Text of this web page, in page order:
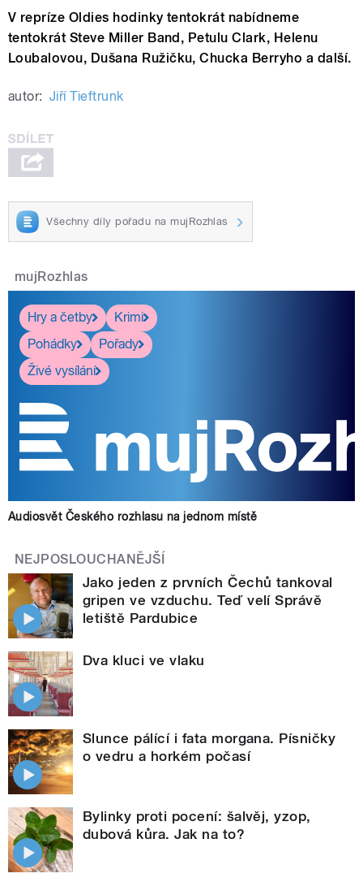
V repríze Oldies hodinky tentokrát nabídneme
tentokrát Steve Miller Band, Petulu Clark, Helenu
Loubalovou, Dušana Ružičku, Chucka Berryho a další.
autor: Jiří Tieftrunk
Všechny díly pořadu na mujRozhlas
mujRozhlas
Hry a četby
Krimi
Pohádky
Pořady
Živé vysílání
Audiosvět Českého rozhlasu na jednom místě
NEJPOSLOUCHANĚJŠÍ
Jako jeden z prvních Čechů tankoval
gripen ve vzduchu. Teď velí Správě
letiště Pardubice
Dva kluci ve vlaku
Slunce pálící i fata morgana. Písničky
o vedru a horkém počasí
Bylinky proti pocení: šalvěj, yzop,
dubová kůra. Jak na to?